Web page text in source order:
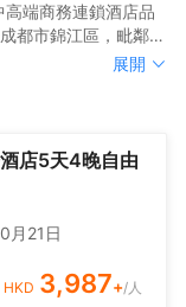
端商務連鎖酒店品
都市錦江區，毗鄰春
川科技館、市體育中
春熙路站，從酒店
與形式美觀性完美
服務體驗，讓所有
房、功能豐富的會
服務只
感舒適，快樂從此
的酒店品牌之一,我
都市錦江區，毗鄰春
場僅30分鐘車程，周
春熙路站，從酒店
利。設計風格時尚
與形式美觀性完美
服務體驗，讓所有
房、功能豐富的會
廳…… 貼心的服務只
展開
店5天4晚自由
月21日
HKD 3,987+/人